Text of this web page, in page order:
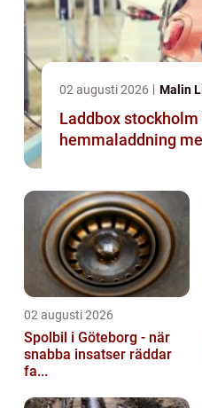
02 augusti 2026 Malin
Laddbox stockholm trygg
hemmaladdning
02 augusti 2026
Spolbil i Göteborg - när
snabba insatser räddar
fa...